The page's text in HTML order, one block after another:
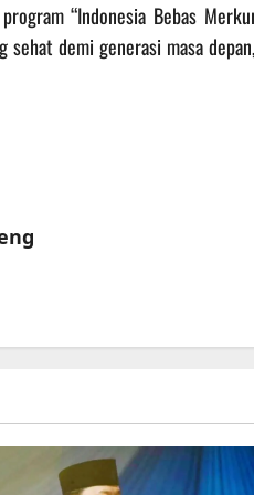
“Indonesia Bebas
demi generasi masa